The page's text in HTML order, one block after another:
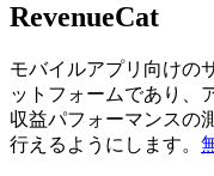
RevenueCat
モバイルアプリ向けの
ットフォームであり、
収益パフォーマンスの
行えるようにします。